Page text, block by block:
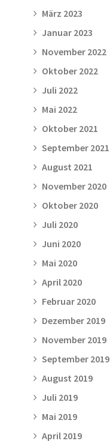
März 2023
Januar 2023
November 2022
Oktober 2022
Juli 2022
Mai 2022
Oktober 2021
September 2021
August 2021
November 2020
Oktober 2020
Juli 2020
Juni 2020
Mai 2020
April 2020
Februar 2020
Dezember 2019
November 2019
September 2019
August 2019
Juli 2019
Mai 2019
April 2019